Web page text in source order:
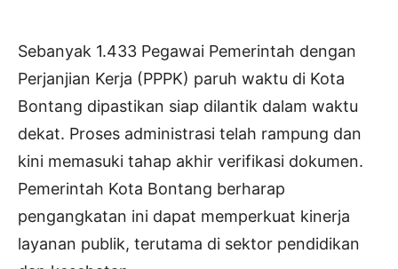
Sebanyak 1.433 Pegawai Pemerintah dengan
Perjanjian Kerja (PPPK) paruh waktu di Kota
Bontang dipastikan siap dilantik dalam waktu
dekat. Proses administrasi telah rampung dan
kini memasuki tahap akhir verifikasi dokumen.
Pemerintah Kota Bontang berharap
pengangkatan ini dapat memperkuat kinerja
layanan publik, terutama di sektor pendidikan